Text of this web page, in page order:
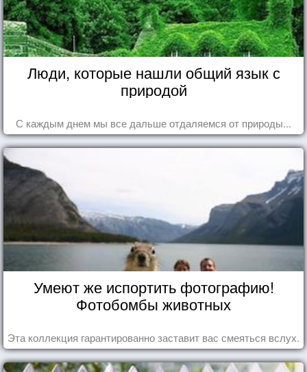
Люди, которые нашли общий язык с
природой
С каждым днем мы все дальше отдаляемся от природы...
Умеют же испортить фотографию!
Фотобомбы животных
Эта коллекция гарантированно заставит вас смеяться вслух.